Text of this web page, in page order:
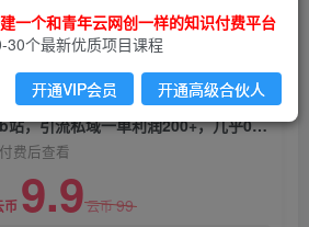
关注 私信
搬运YouTube视频到b站，引流私域一单利润200+，几乎0成本！【揭秘】
费后查看
币 9.9云币99
一个和青年云网创一样的知识付费平台
30个最新优质项目课程
开通VIP会员 开通高级合伙人